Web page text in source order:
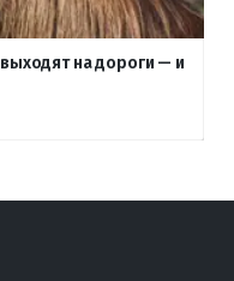
на дороги — и